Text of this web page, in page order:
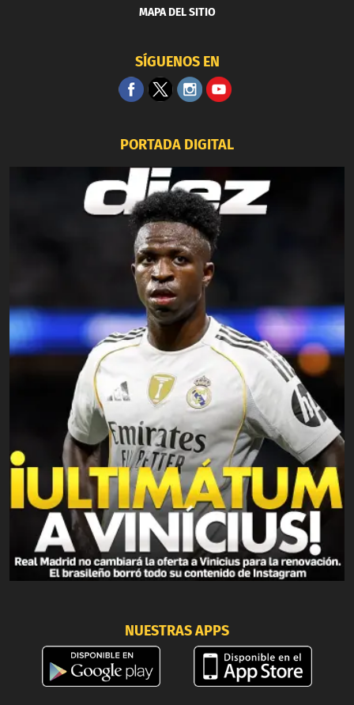
MAPA DEL SITIO
SÍGUENOS EN
PORTADA DIGITAL
NUESTRAS APPS